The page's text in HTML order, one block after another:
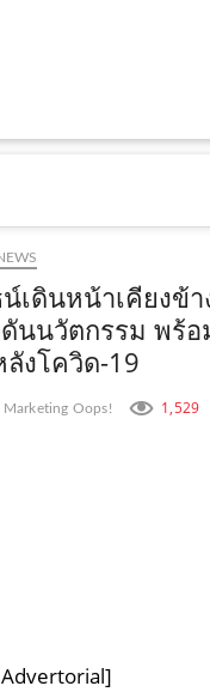
e
m
e
t
g
r
a
m
.
t
k
c
o
m
| CREATIVE |
เดินหน้าเคียงข้
นนวัตกรรม พร้อ
งโควิด-19
Marketing Oops! 1,529